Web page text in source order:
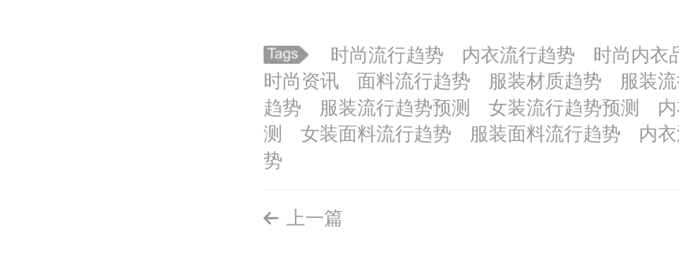
时尚流行趋势 内衣流行趋势 时尚内衣
时尚资讯
面料流行趋势 服装材质趋势 服装
趋势
服装流行趋势预测 女装流行趋势预测
测
女装面料流行趋势 服装面料流行趋势
内
势
上一篇